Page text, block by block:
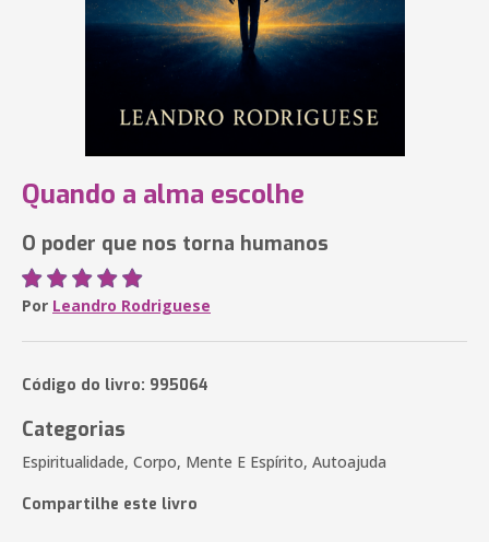
Quando a alma escolhe
O poder que nos torna humanos
Por Leandro Rodriguese
Código do livro: 995064
Categorias
Espiritualidade, Corpo, Mente E Espírito, Autoajuda
Compartilhe este livro